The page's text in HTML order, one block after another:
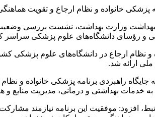
پزشکی خانواده و نظام ارجاع و تقویت
وزارت بهداشت، نشست بررسی وضعیت
و رؤسای دانشگاه‌های علوم پزشکی
نظام ارجاع در دانشگاه‌های علوم پزشکی
ارائه شد.
راهبردی برنامه پزشکی خانواده و
بهداشتی و درمانی، مدیریت منابع و
افزود: موفقیت این برنامه نیازمند